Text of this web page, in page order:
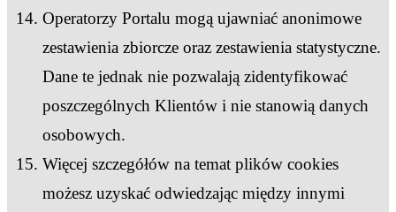
Operatorzy Portalu mogą ujawniać anonimowe
zestawienia zbiorcze oraz zestawienia statystyczne.
Dane te jednak nie pozwalają zidentyfikować
poszczególnych Klientów i nie stanowią danych
osobowych.
Więcej szczegółów na temat plików cookies
możesz uzyskać odwiedzając między innymi